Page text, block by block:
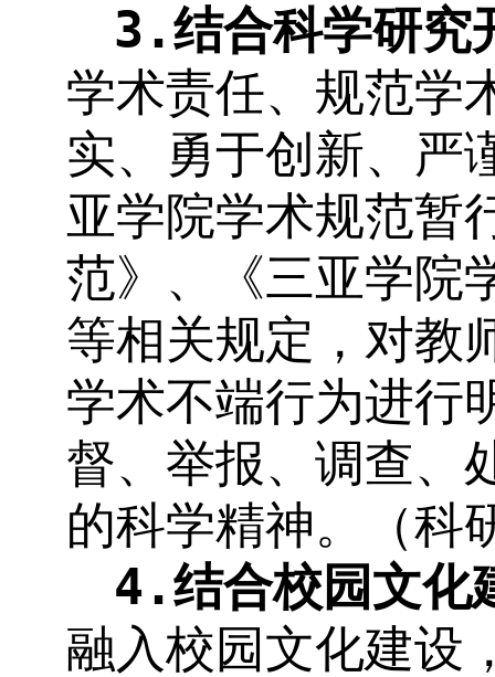
3.结合科学研究
学术责任、规范学
实、勇于创新、严
亚学院学术规范暂
范》、《三亚学院
等相关规定，对教
学术不端行为进行
督、举报、调查、
的科学精神。（科
4.结合校园文化
融入校园文化建设